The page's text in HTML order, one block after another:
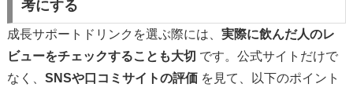
考にする
成長サポートドリンクを選ぶ際には、 実際に飲んだ人のレ
ビューをチェックすることも大切 です。公式サイトだけで
なく、 SNSや口コミサイトの評価 を見て、以下のポイント